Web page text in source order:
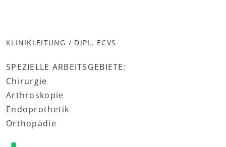
KLINIKLEITUNG / DIPL. ECVS
SPEZIELLE ARBEITSGEBIETE:
Chirurgie
Arthroskopie
Endoprothetik
Orthopädie